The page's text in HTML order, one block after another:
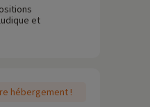
et
hébergement !